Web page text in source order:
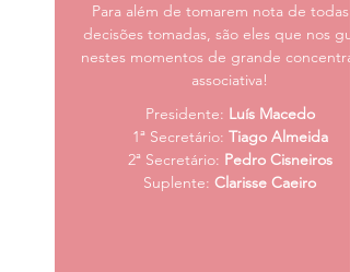
Para além de tomarem nota de todas
decisões tomadas, são eles que nos
nestes momentos de grande
associativa!
Presidente: Luís Macedo
1ª Secretário: Tiago Almeida
2ª Secretário: Pedro Cisneiros
Suplente: Clarisse Caeiro